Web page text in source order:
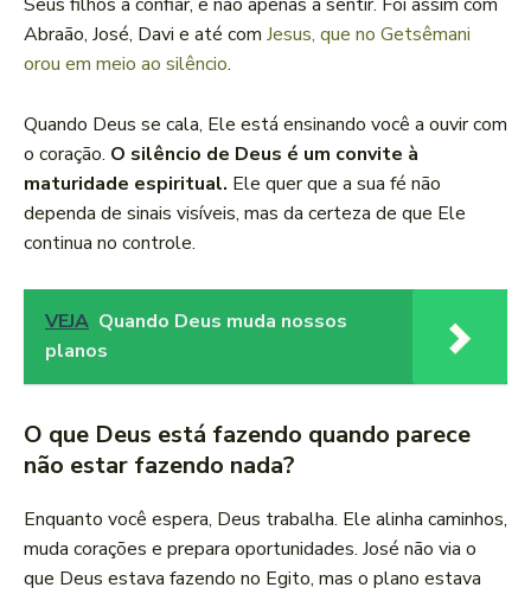
Abraão, José, Davi e até com Jesus, que no Getsêmani
orou em meio ao silêncio.
Quando Deus se cala, Ele está ensinando você a ouvir com
o coração. O silêncio de Deus é um convite à
maturidade espiritual. Ele quer que a sua fé não
dependa de sinais visíveis, mas da certeza de que Ele
continua no controle.
VEJA Quando Deus muda nossos
planos
O que Deus está fazendo quando parece
não estar fazendo nada?
Enquanto você espera, Deus trabalha. Ele alinha caminhos,
muda corações e prepara oportunidades. José não via o
que Deus estava fazendo no Egito, mas o plano estava